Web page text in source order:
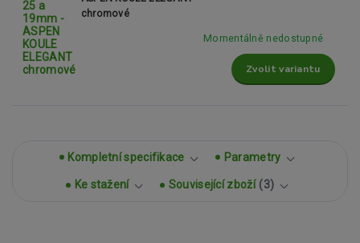
chromové
Momentálně nedostupné
Zvolit variantu
Kompletní specifikace Parametry
Ke stažení Související zboží 3